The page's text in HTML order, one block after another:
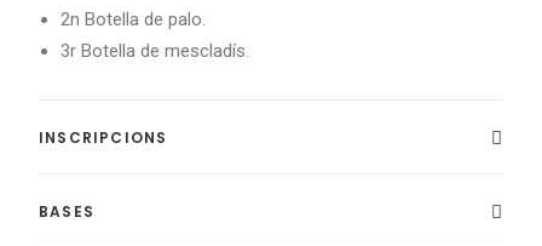
2n Botella de palo.
3r Botella de mescladís.
INSCRIPCIONS
BASES